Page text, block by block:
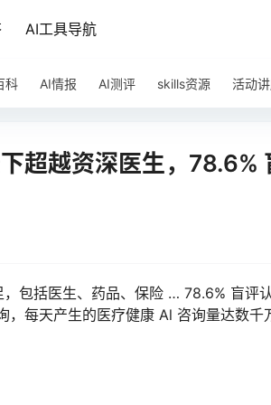
AI工具导航
科 AI情报 AI测评 skills资源 活动
超越资深医生，78.6%
包括医生、药品、保险 … 78.6% 盲评
每天产生的医疗健康 Al 咨询量达数千